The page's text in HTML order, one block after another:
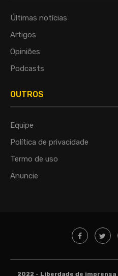
Últimas notícias
Artigos
Opiniões
Podcasts
OUTROS
Equipe
Política de privacidade
Termo de uso
Anuncie
2022 - Liberdade de imprensa